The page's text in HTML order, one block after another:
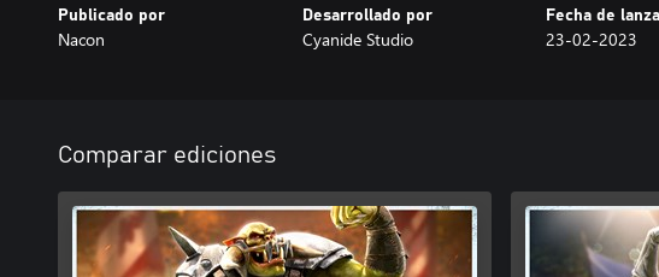
Nueva campaña de un jugador
Un agente se ha fijado en tus logros como entrenador y ha decidido financiaros a
• Mídete contra jugadores estrella que se han convertido en embajadores de
legendario Griff Oberwald.
• Juega con tu facción elegida y usa este equipo en todos los demás modos de
Modos competitivos con posibilidades infinitas
Además de la campaña y los partidos amistosos contra otros jugadores o la IA,
Publicado por
Nacon
Desarrollado por
Cyanide Studio
Fecha de
23-02-2023
Comparar ediciones